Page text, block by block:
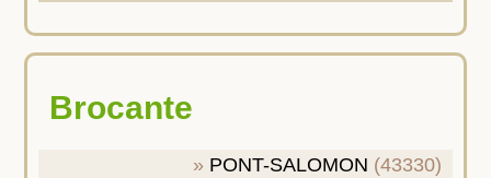
Brocante
PONT-SALOMON (43330)